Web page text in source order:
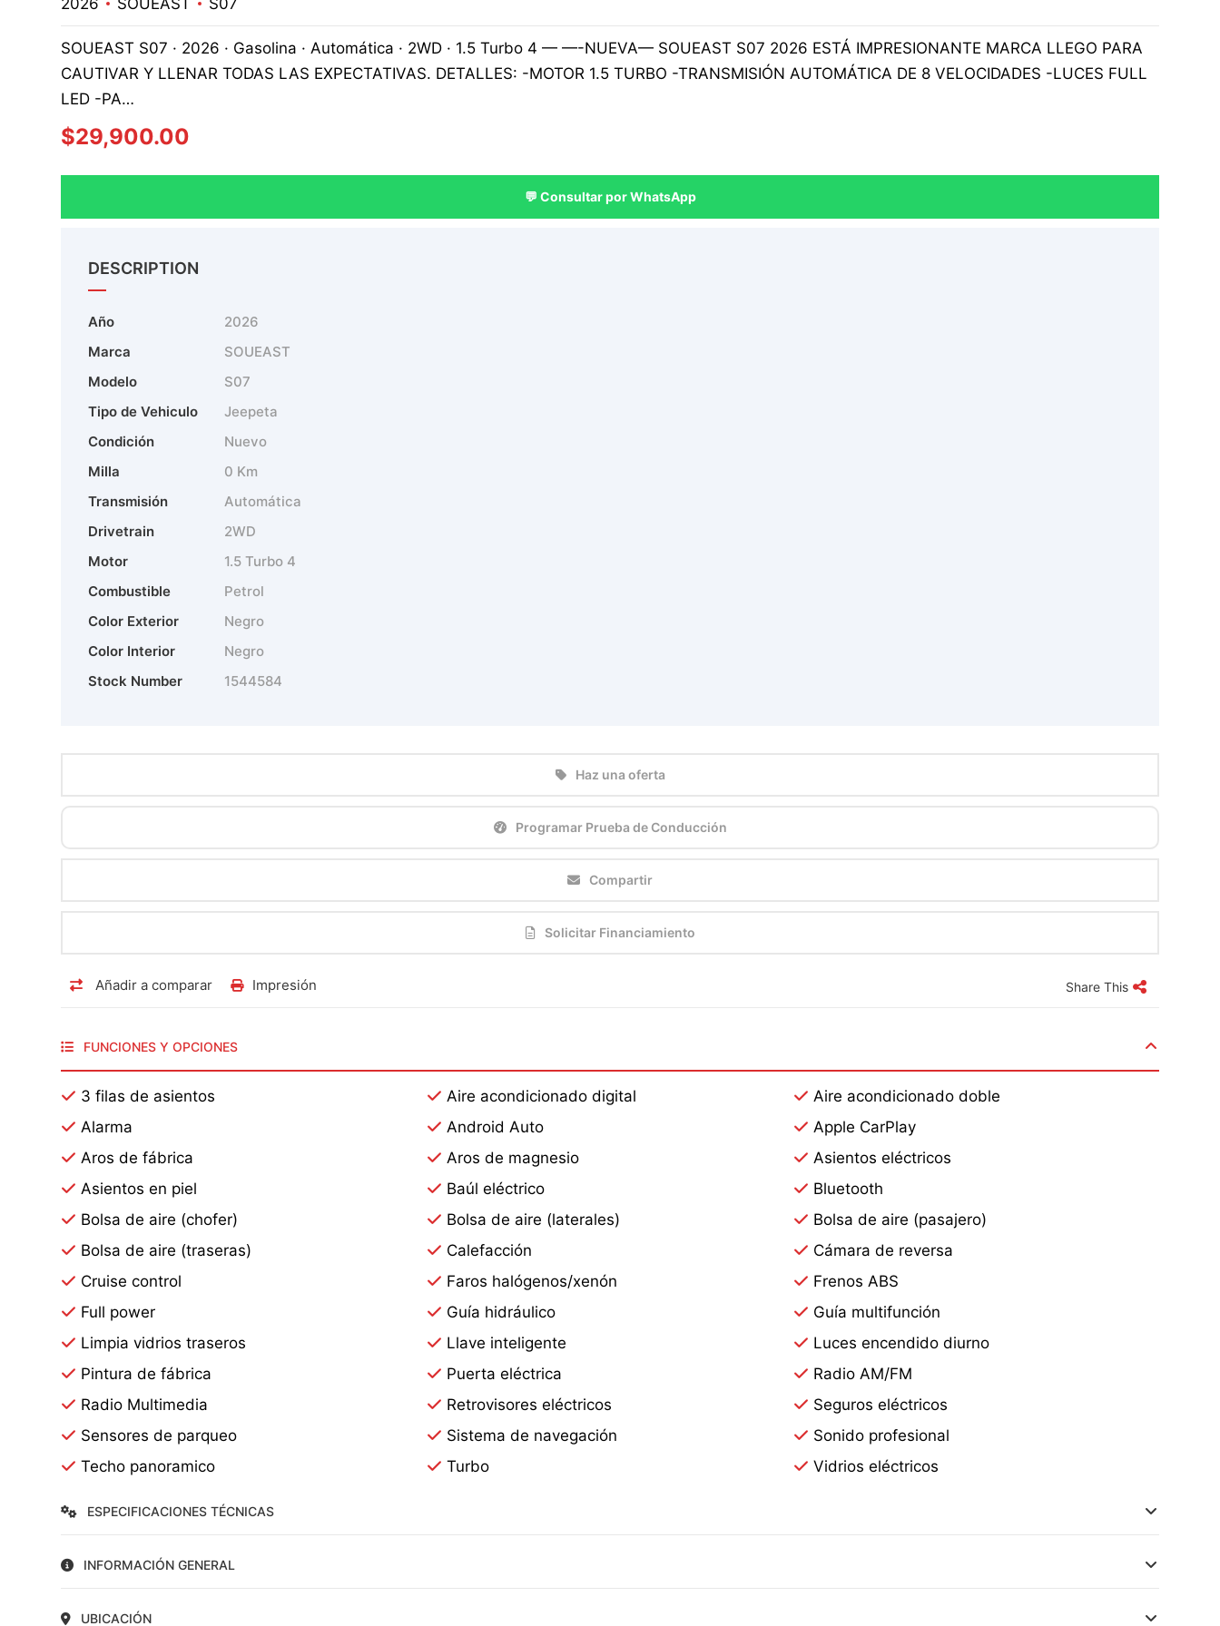
2026 SOUEAST S07
SOUEAST S07 · 2026 · Gasolina · Automática · 2WD · 1.5 Turbo 4 — —-NUEVA— SOUEAST S07 2026 ESTÁ IMPRESIONANTE MARCA LLEGO PARA
CAUTIVAR Y LLENAR TODAS LAS EXPECTATIVAS. DETALLES: -MOTOR 1.5 TURBO -TRANSMISIÓN AUTOMÁTICA DE 8 VELOCIDADES -LUCES FULL
LED -PA…
$29,900.00
💬 Consultar por WhatsApp
DESCRIPTION
Año
2026
Marca
SOUEAST
Modelo
S07
Tipo de Vehiculo
Jeepeta
Condición
Nuevo
Milla
0 Km
Transmisión
Automática
Drivetrain
2WD
Motor
1.5 Turbo 4
Combustible
Petrol
Color Exterior
Negro
Color Interior
Negro
Stock Number
1544584
Haz una oferta
Programar Prueba de Conducción
Compartir
Solicitar Financiamiento
Añadir a comparar Impresión Share This
FUNCIONES Y OPCIONES
3 filas de asientos Aire acondicionado digital
Aire acondicionado doble
Alarma
Android Auto
Apple CarPlay
Aros de fábrica
Aros de magnesio
Asientos eléctricos
Asientos en piel
Baúl eléctrico
Bluetooth
Bolsa de aire (chofer)
Bolsa de aire (laterales)
Bolsa de aire (pasajero)
Bolsa de aire (traseras)
Calefacción
Cámara de reversa
Cruise control
Faros halógenos/xenón
Frenos ABS
Full power
Guía hidráulico
Guía multifunción
Limpia vidrios traseros
Llave inteligente
Luces encendido diurno
Pintura de fábrica
Puerta eléctrica
Radio AM/FM
Radio Multimedia
Retrovisores eléctricos
Seguros eléctricos
Sensores de parqueo
Sistema de navegación
Sonido profesional
Techo panoramico
Turbo Vidrios eléctricos
ESPECIFICACIONES TÉCNICAS
INFORMACIÓN GENERAL
UBICACIÓN